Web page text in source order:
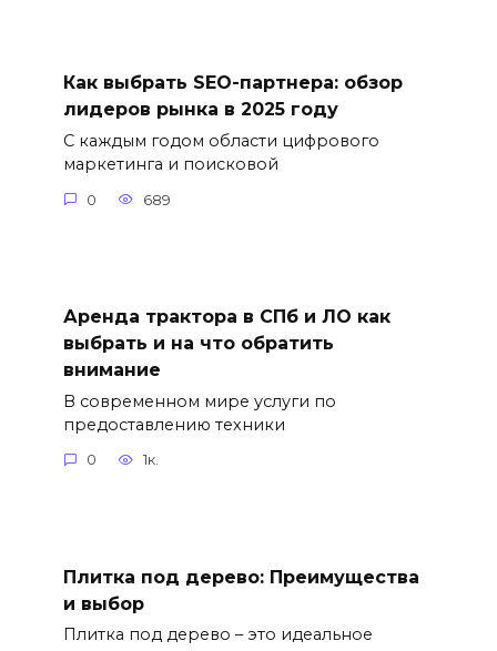
Как выбрать SEO-партнера: обзор
лидеров рынка в 2025 году
С каждым годом области цифрового
маркетинга и поисковой
0 689
Аренда трактора в СПб и ЛО как
выбрать и на что обратить
внимание
В современном мире услуги по
предоставлению техники
0 1к.
Плитка под дерево: Преимущества
и выбор
Плитка под дерево – это идеальное